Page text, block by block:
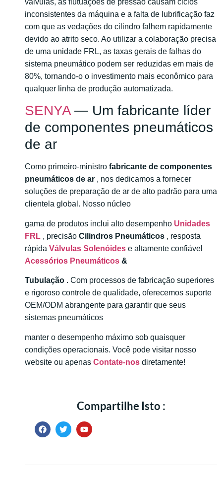
válvulas, as flutuações de pressão causam ciclos
inconsistentes da máquina e a falta de lubrificação faz
com que as vedações do cilindro falhem rapidamente
devido ao atrito seco. Ao utilizar a colaboração precisa
de uma unidade FRL, as taxas gerais de falhas do
sistema pneumático podem ser reduzidas em mais de
80%, tornando-o o investimento mais econômico para
qualquer linha de produção automatizada.
SENYA— Um fabricante líder
de componentes pneumáticos
de ar
Como primeiro-ministro fabricante de componentes
pneumáticos de ar , nos dedicamos a fornecer
soluções de preparação de ar de alto padrão para uma
clientela global. Nosso núcleo
gama de produtos inclui alto desempenho Unidades
FRL , precisão Cilindros Pneumáticos , resposta
rápida Válvulas Solenóides e altamente confiável
Acessórios Pneumáticos &
Tubulação . Com processos de fabricação superiores
e rigoroso controle de qualidade, oferecemos suporte
OEM/ODM abrangente para garantir que seus
sistemas pneumáticos
manter o desempenho máximo sob quaisquer
condições operacionais. Você pode visitar nosso
website ou apenas Contate-nos diretamente!
Compartilhe Isto :